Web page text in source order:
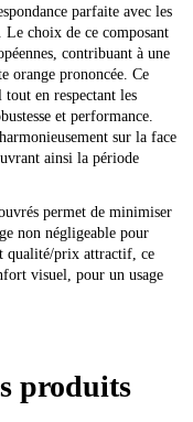
parfaite avec les
choix de ce composant
contribuant à une
orange prononcée. Ce
en respectant les
et performance.
sur la face
ainsi la période
permet de minimiser
non négligeable pour
qualité/prix attractif, ce
visuel, pour un usage
produits